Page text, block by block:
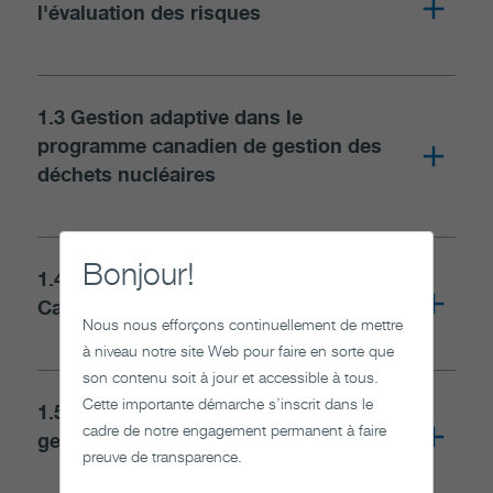
l'évaluation des risques
1.3 Gestion adaptive dans le
programme canadien de gestion des
déchets nucléaires
1.4 Gestion des déchets nucléaires au
Canada: l'aspect sécurité
1.5 Risques et incertitudes dans la
gestion des déchets nucléaires
Bonjour!
Nous nous efforçons continuellement de mettre
à niveau notre site Web pour faire en sorte que
son contenu soit à jour et accessible à tous.
Cette importante démarche s’inscrit dans le
cadre de notre engagement permanent à faire
preuve de transparence.